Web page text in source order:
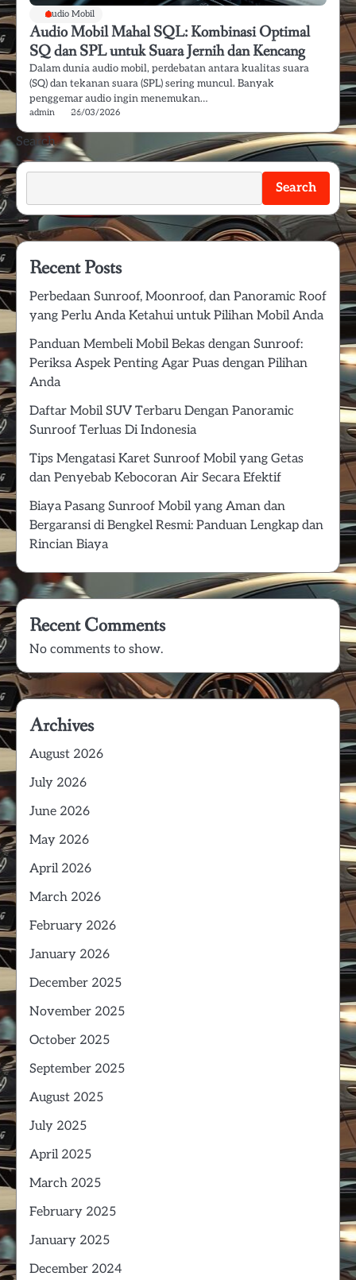
Audio Mobil
Audio Mobil Mahal SQL: Kombinasi Optimal
SQ dan SPL untuk Suara Jernih dan Kencang
Dalam dunia audio mobil, perdebatan antara kualitas suara
(SQ) dan tekanan suara (SPL) sering muncul. Banyak
penggemar audio ingin menemukan…
admin 26/03/2026
Search
Search
Recent Posts
Perbedaan Sunroof, Moonroof, dan Panoramic Roof
yang Perlu Anda Ketahui untuk Pilihan Mobil Anda
Panduan Membeli Mobil Bekas dengan Sunroof:
Periksa Aspek Penting Agar Puas dengan Pilihan
Anda
Daftar Mobil SUV Terbaru Dengan Panoramic
Sunroof Terluas Di Indonesia
Tips Mengatasi Karet Sunroof Mobil yang Getas
dan Penyebab Kebocoran Air Secara Efektif
Biaya Pasang Sunroof Mobil yang Aman dan
Bergaransi di Bengkel Resmi: Panduan Lengkap dan
Rincian Biaya
Recent Comments
No comments to show.
Archives
August 2026
July 2026
June 2026
May 2026
April 2026
March 2026
February 2026
January 2026
December 2025
November 2025
October 2025
September 2025
August 2025
July 2025
April 2025
March 2025
February 2025
January 2025
December 2024